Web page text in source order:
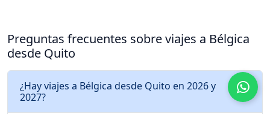
Preguntas frecuentes sobre viajes a Bélgica
desde Quito
¿Hay viajes a Bélgica desde Quito en 2026 y
2027?